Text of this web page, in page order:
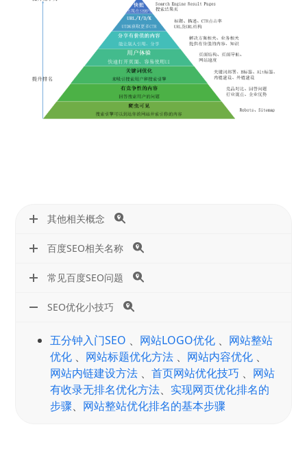
其他相关概念
百度SEO相关名称
常见百度SEO问题
SEO优化小技巧
五分钟入门SEO 、 网站LOGO优化 、 网站整站
优化 、 网站标题优化方法 、 网站内容优化 、
网站内链建设方法 、首页网站优化技巧 、 网站
有收录无排名优化方法、 实现网页优化排名的
步骤、 网站整站优化排名的基本步骤